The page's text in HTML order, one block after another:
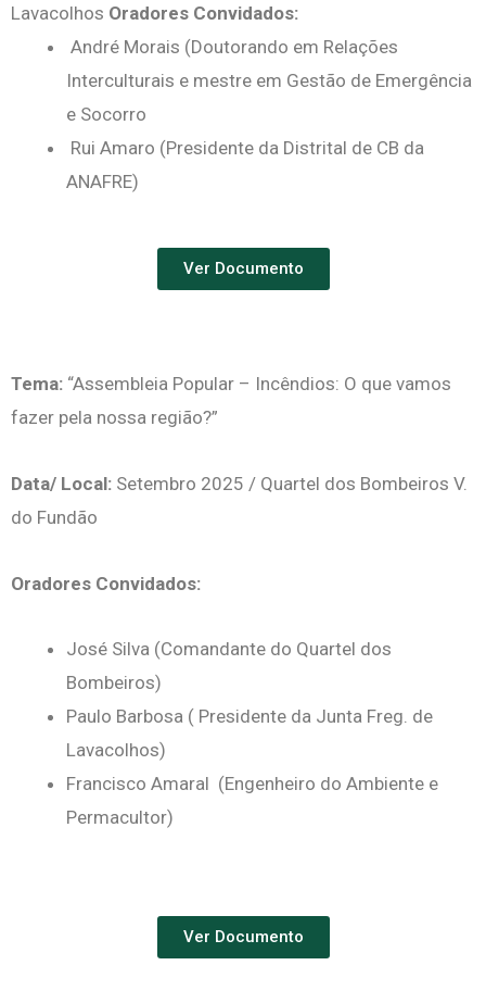
Lavacolhos Oradores Convidados:
André Morais (Doutorando em Relações
Interculturais e mestre em Gestão de Emergência
e Socorro
Rui Amaro (Presidente da Distrital de CB da
ANAFRE)
Ver Documento
Tema: “Assembleia Popular – Incêndios: O que vamos
fazer pela nossa região?”
Data/ Local: Setembro 2025 / Quartel dos Bombeiros V.
do Fundão
Oradores Convidados:
José Silva (Comandante do Quartel dos
Bombeiros)
Paulo Barbosa ( Presidente da Junta Freg. de
Lavacolhos)
Francisco Amaral (Engenheiro do Ambiente e
Permacultor)
Ver Documento